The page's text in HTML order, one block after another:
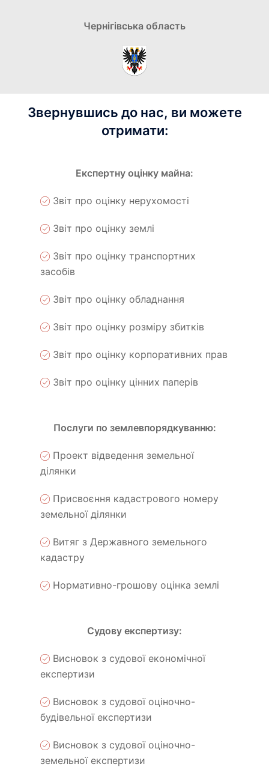
Чернігівська область
Звернувшись до нас, ви можете
отримати:
Експертну оцінку майна:
Звіт про оцінку нерухомості
Звіт про оцінку землі
Звіт про оцінку транспортних
засобів
Звіт про оцінку обладнання
Звіт про оцінку розміру збитків
Звіт про оцінку корпоративних прав
Звіт про оцінку цінних паперів
Послуги по землевпорядкуванню:
Проект відведення земельної
ділянки
Присвоєння кадастрового номеру
земельної ділянки
Витяг з Державного земельного
кадастру
Нормативно-грошову оцінка землі
Судову експертизу:
Висновок з судової економічної
експертизи
Висновок з судової оціночно-
будівельної експертизи
Висновок з судової оціночно-
земельної експертизи